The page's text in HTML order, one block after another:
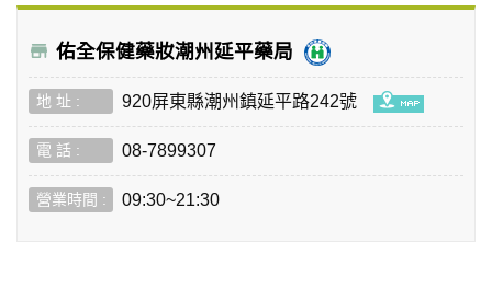
佑全保健藥妝潮州延平藥局
920屏東縣潮州鎮延平路242號
08-7899307
09:30~21:30